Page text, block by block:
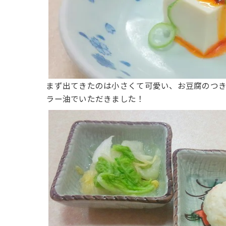
まず出てきたのは小さくて可愛い、お豆腐のつ
ラー油でいただきました！